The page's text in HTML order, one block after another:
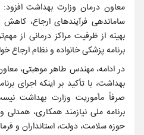
معاون درمان وزارت بهداشت
ساماندهی فرآیندهای ارجاع،
بهینه از ظرفیت مراکز درمانی از
برنامه پزشکی خانواده و نظام ارجاع
در ادامه، مهندس طاهر موهبتی،
بهداشت، با تأکید بر اینکه اجرای
صرفاً مأموریت وزارت بهداشت
برنامه ملی نیازمند همکاری،
حوزه سلامت، دولت، استانداران و